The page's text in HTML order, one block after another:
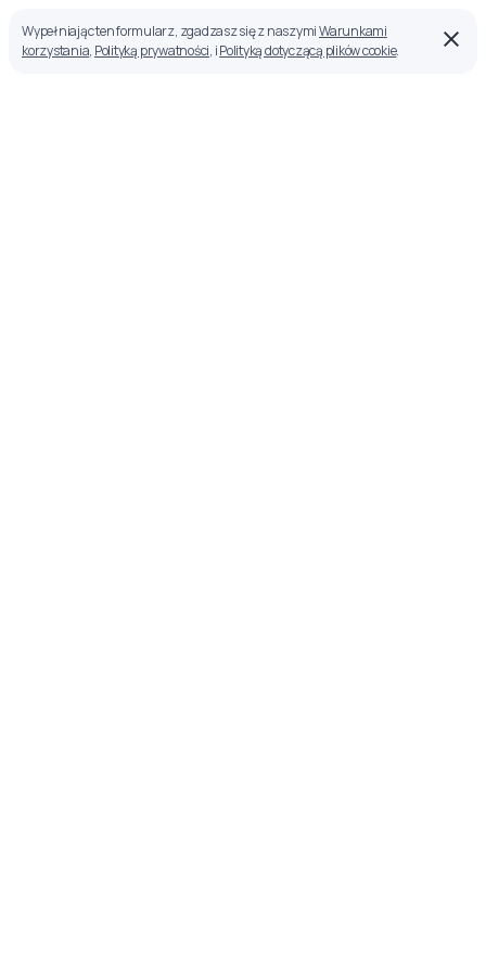
Wypełniając ten formularz, zgadzasz się z naszymiWarunkami
korzystania, Polityką prywatności, iPolityką dotyczącą plików cookie.